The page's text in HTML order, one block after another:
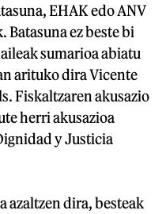
EHAK edo ANV
ez beste bi
sumarioa abiatu
arituko dira Vicente
Fiskaltzaren akusazio
herri akusazioa
y Justicia
azaltzen dira, besteak